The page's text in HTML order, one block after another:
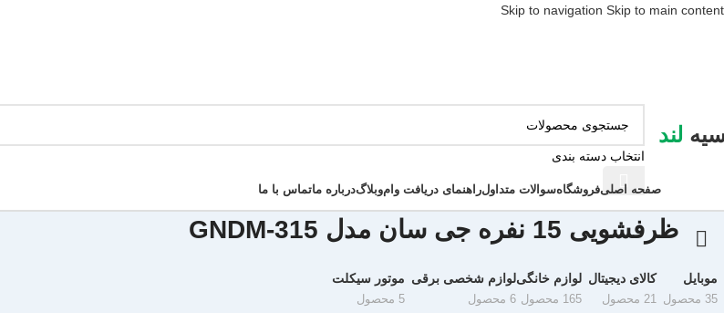
Skip to navigation Skip to main content
لند
انتخاب دسته بندی
صفحه اصلیفروشگاهسوالات متداولراهنمای دریافت واموبلاگدرباره ماتماس با ما
ظرفشویی 15 نفره جی سان مدل GNDM-315
موبایل
35 محصول
کالای دیجیتال
21 محصول
لوازم خانگی
165 محصول
لوازم شخصی برقی
6 محصول
موتور سیکلت
5 محصول